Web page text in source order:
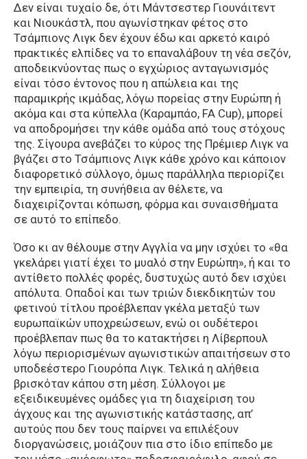
Δεν είναι τυχαίο δε, ότι Μάντσεστερ Γιουνάιτεντ
και Νιουκάστλ, που αγωνίστηκαν φέτος στο
Τσάμπιονς Λιγκ δεν έχουν έδω και αρκετό καιρό
πρακτικές ελπίδες να το επαναλάβουν τη νέα σεζόν,
αποδεικνύοντας πως ο εγχώριος ανταγωνισμός
είναι τόσο έντονος που η απώλεια και της
παραμικρής ικμάδας, λόγω πορείας στην Ευρώπη ή
ακόμα και στα κύπελλα (Καραμπάο, FA Cup), μπορεί
να αποδρομήσει την κάθε ομάδα από τους στόχους
της. Σίγουρα ανεβάζει το κύρος της Πρέμιερ Λιγκ να
βγάζει στο Τσάμπιονς Λιγκ κάθε χρόνο και κάποιον
διαφορετικό σύλλογο, όμως παράλληλα περιορίζει
την εμπειρία, τη συνήθεια αν θέλετε, να
διαχειρίζονται κόπωση, φόρμα και συναισθήματα
σε αυτό το επίπεδο.
Όσο κι αν θέλουμε στην Αγγλία να μην ισχύει το «θα
γκελάρει γιατί έχει το μυαλό στην Ευρώπη», ή και το
αντίθετο πολλές φορές, δυστυχώς αυτό δεν ισχύει
απόλυτα. Οπαδοί και των τριών διεκδικητών του
φετινού τίτλου προέβλεπαν γκέλα μεταξύ των
ευρωπαϊκών υποχρεώσεων, ενώ οι ουδέτεροι
προέβλεπαν πως θα το κατακτήσει η Λίβερπουλ
λόγω περιορισμένων αγωνιστικών απαιτήσεων στο
υποδεέστερο Γιουρόπα Λιγκ. Τελικά η αλήθεια
βρισκόταν κάπου στη μέση. Σύλλογοι με
εξειδικευμένες ομάδες για τη διαχείριση του
άγχους και της αγωνιστικής κατάστασης, απ’
αυτούς που δεν τους παίρνει να επιλέξουν
διοργανώσεις, μοιάζουν πια στο ίδιο επίπεδο με